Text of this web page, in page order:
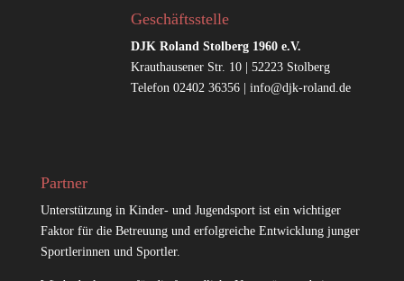
Geschäftsstelle
DJK Roland Stolberg 1960 e.V.
Krauthausener Str. 10 | 52223 Stolberg
Telefon 02402 36356 | info@djk-roland.de
Partner
Unterstützung in Kinder- und Jugendsport ist ein wichtiger
Faktor für die Betreuung und erfolgreiche Entwicklung junger
Sportlerinnen und Sportler.